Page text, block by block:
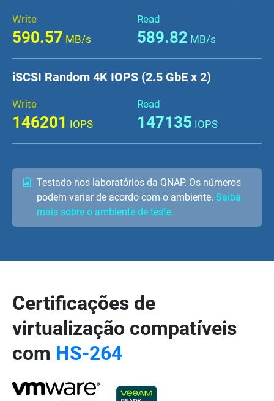
Write
590.57 MB/s
Read
589.82 MB/s
iSCSI Random 4K IOPS (2.5 GbE x 2)
Write
146201 IOPS
Read
147135 IOPS
Testado nos laboratórios da QNAP. Os números
podem variar de acordo com o ambiente. Saiba
mais sobre o ambiente de teste.
Certificações de
virtualização compatíveis
com HS-264